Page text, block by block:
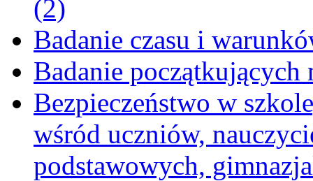
(2)
Badanie czasu i
Badanie początkujących
Bezpieczeństwo w
wśród uczniów,
podstawowych,